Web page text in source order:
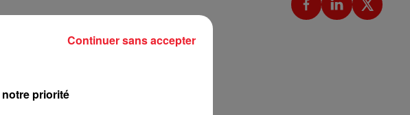
priorité
Continuer sans accepter